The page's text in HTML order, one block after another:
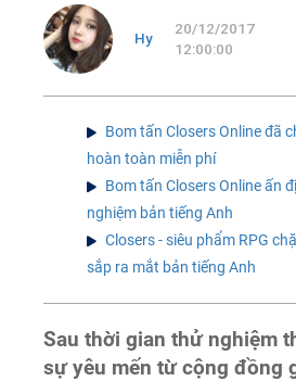
Hy
20/12/2017
12:00:00
Bom tấn Closers Online đã
hoàn toàn miễn phí
Bom tấn Closers Online ấn
nghiệm bản tiếng Anh
Closers - siêu phẩm RPG
sắp ra mắt bản tiếng Anh
Sau thời gian thử nghiệm
sự yêu mến từ cộng đồng